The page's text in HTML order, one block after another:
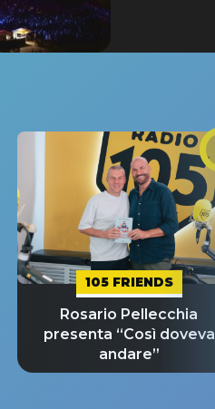
105 FRIENDS
Rosario Pellecchia
presenta “Così doveva
andare”